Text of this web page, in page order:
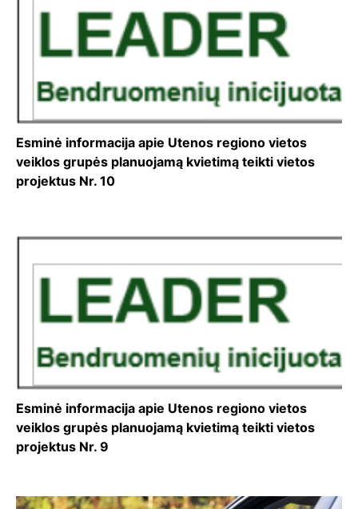
Esminė informacija apie Utenos regiono vietos
veiklos grupės planuojamą kvietimą teikti vietos
projektus Nr. 10
Esminė informacija apie Utenos regiono vietos
veiklos grupės planuojamą kvietimą teikti vietos
projektus Nr. 9